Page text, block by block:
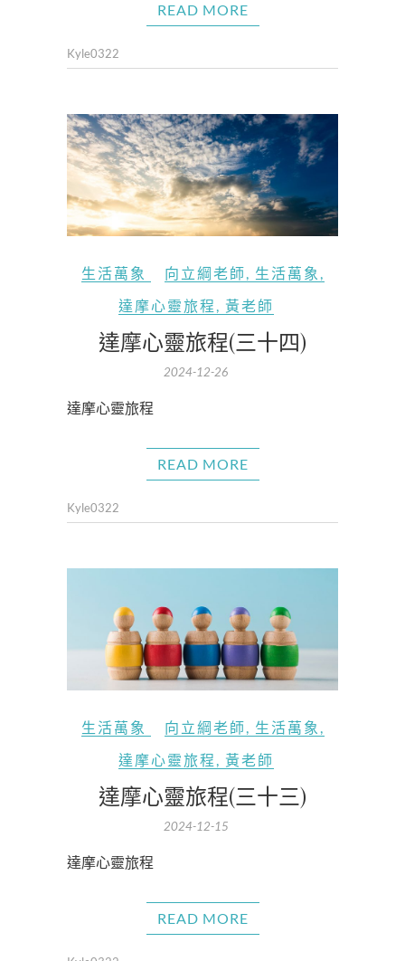
READ MORE
Kyle0322
生活萬象 向立綱老師, 生活萬象 ,
達摩心靈旅程 , 黃老師
達摩心靈旅程(三十四)
2024-12-26
達摩心靈旅程
READ MORE
Kyle0322
生活萬象 向立綱老師, 生活萬象 ,
達摩心靈旅程 , 黃老師
達摩心靈旅程(三十三)
2024-12-15
達摩心靈旅程
READ MORE